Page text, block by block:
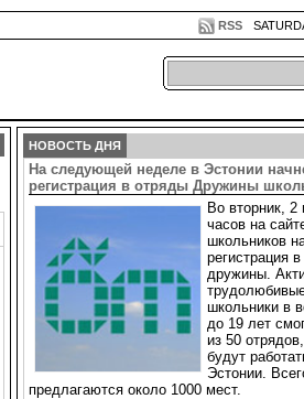
RSS
НОВОСТЬ ДНЯ
На следующей неделе в Эстонии
регистрация в отряды Дружины
Во вторник, 2
часов на
школьников
регистрация
дружины.
школьники в
до 19 лет
из 50
будут
Эстонии.
предлагаются около 1000 мест.